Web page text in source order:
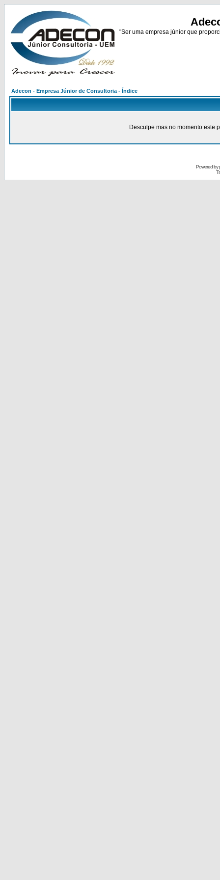
"Ser uma empresa júnior que
Adecon - Empresa Júnior de Consultoria - Índice
Desculpe mas no momento este
Powered by